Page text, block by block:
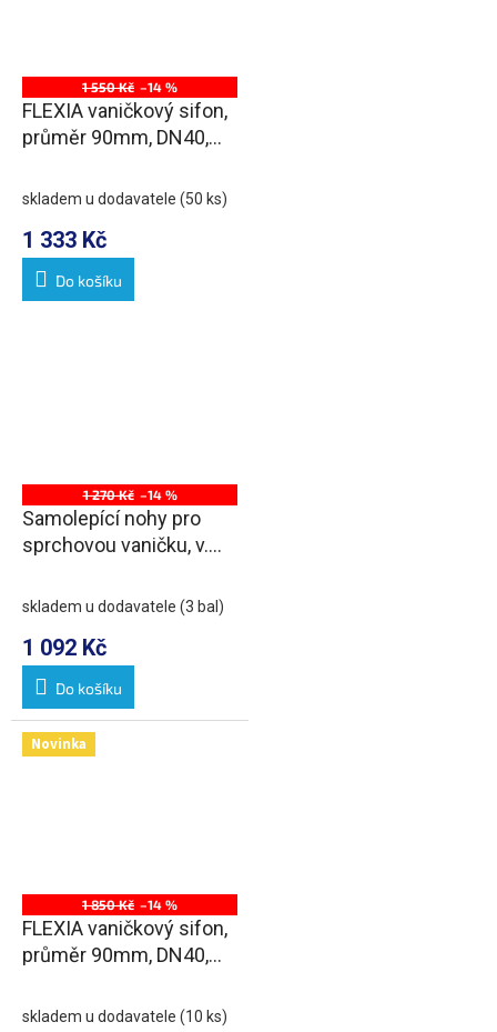
1 550 Kč –14 %
FLEXIA vaničkový sifon,
průměr 90mm, DN40,
skladem u dodavatele (50 ks)
1 333 Kč
Do košíku
1 270 Kč –14 %
Samolepící nohy pro
sprchovou vaničku, v.
skladem u dodavatele (3 bal)
1 092 Kč
Do košíku
Novinka
1 850 Kč –14 %
FLEXIA vaničkový sifon,
průměr 90mm, DN40,
skladem u dodavatele (10 ks)